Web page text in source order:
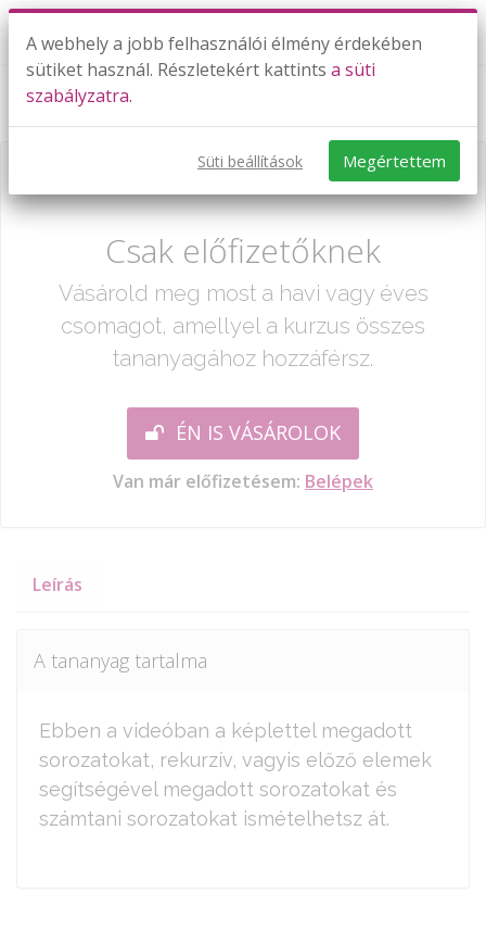
Rekurzív és számtani sorozatok
Már csak egy lépés:
Csak előfizetőknek
Vásárold meg most a havi vagy éves
csomagot, amellyel a kurzus összes
tananyagához hozzáférsz.
ÉN IS VÁSÁROLOK
Van már előfizetésem: Belépek
Leírás
A tananyag tartalma
Ebben a videóban a képlettel megadott
sorozatokat, rekurzív, vagyis előző elemek
segítségével megadott sorozatokat és
számtani sorozatokat ismételhetsz át.
A webhely a jobb felhasználói élmény érdekében
sütiket használ. Részletekért kattints a süti
szabályzatra.
Süti beállítások Megértettem